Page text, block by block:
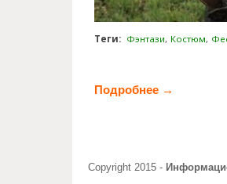
Теги: Фэнтази Костюм
Подробнее →
Copyright 2015 -